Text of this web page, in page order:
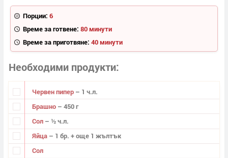
Порции: 6
Време за готвене: 80 минути
Време за приготвяне: 40 минути
Необходими продукти
Червен пипер – 1 ч.л.
Брашно – 450 г
Сол – ½ ч.л.
Яйца – 1 бр. + още 1 жълтък
Сол